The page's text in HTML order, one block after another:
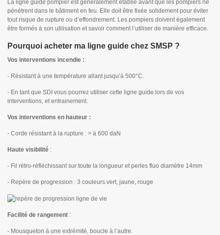
La ligne guide pompier est généralement établie avant que les pompiers ne
pénètrent dans le bâtiment en feu. Elle doit être fixée solidement pour éviter
tout risque de rupture ou d’effondrement. Les pompiers doivent également
être formés à son utilisation et savoir comment l’utiliser de manière efficace.
Pourquoi acheter ma ligne guide chez SMSP ?
Vos interventions incendie :
- Résistant à une température allant jusqu’à 500°C.
- En tant que SDI vous pourrez utiliser cette ligne guide lors de vos
interventions, et entrainement.
Vos interventions en hauteur :
- Corde résistant à la rupture : > à 600 daN
Haute visibilité :
- Fil rétro-réfléchissant sur toute la longueur et perles fluo diamètre 14mm
- Repère de progression : 3 couleurs vert, jaune, rouge
Facilité de rangement :
- Mousqueton à une extrémité, boucle à l’autre.